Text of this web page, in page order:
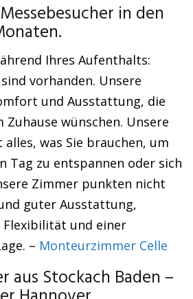
in den
Ihres Aufenthalts:
vorhanden. Unsere
und Ausstattung, die
Zuhause wünschen. Unsere
was Sie brauchen, um
Tag zu entspannen oder sich
Zimmer punkten nicht
guter Ausstattung,
und einer
– Monteurzimmer Celle
aus Stockach Baden –